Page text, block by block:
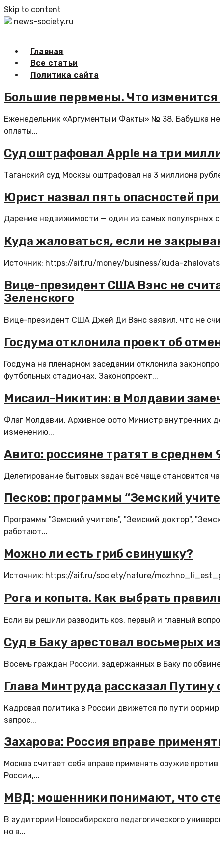
Skip to content
news-society.ru
Главная
Все статьи
Политика сайта
Большие перемены. Что
Еженедельник «Аргументы и Факты» № 38. Бабушка не
оплаты...
Суд оштрафовал Apple на три
Таганский суд Москвы оштрафовал на 3 миллиона
Юрист назвал пять опасностей
Дарение недвижимости — один из самых популярных
Куда жаловаться, если не
Источник: https://aif.ru/money/business/kuda-
Вице-президент США Вэнс не
Зеленского
Вице-президент США Джей Ди Вэнс заявил, что не
Госдума отклонила проект об
Госдума на пленарном заседании отклонила
футбольных стадионах. Законопроект...
Мисаил-Никитин: в Молдавии
Флаг Молдавии. Архивное фото Министр внутренних
изменению...
Авито: россияне тратят в среднем
Делегирование бытовых задач всё чаще становится
Песков: программы “Земский
Программы "Земский учитель", "Земский доктор",
работают...
Можно ли есть гриб свинушку?
Источник: https://aif.ru/society/nature/
Рога и копыта. Как выбрать
Если вы решили разводить коз, первый и главный
Суд в Баку арестовал восьмерых
Восемь граждан России, задержанных в Баку по
Глава Минтруда рассказал
Кадровая политика в России движется по пути
запрос...
Захарова: Россия вправе
Москва считает себя вправе применять оружие
России,...
МВД: мошенники понимают, что
В аудитории Новосибирского педагогического
но в...